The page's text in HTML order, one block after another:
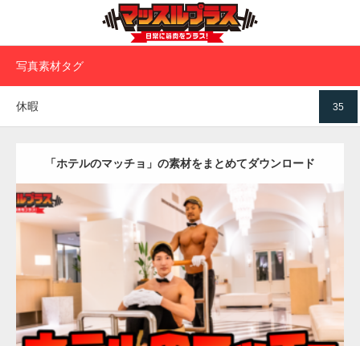
写真素材タグ
35
休暇
「ホテルのマッチョ」の素材をまとめてダウンロード
Update:2023.02.11
Category: ホテルのマッチョ オレンジの人
TOSHI(大胸筋)
AKIHITO(細マッチョ)
宗像 (福岡)
ダウンロード